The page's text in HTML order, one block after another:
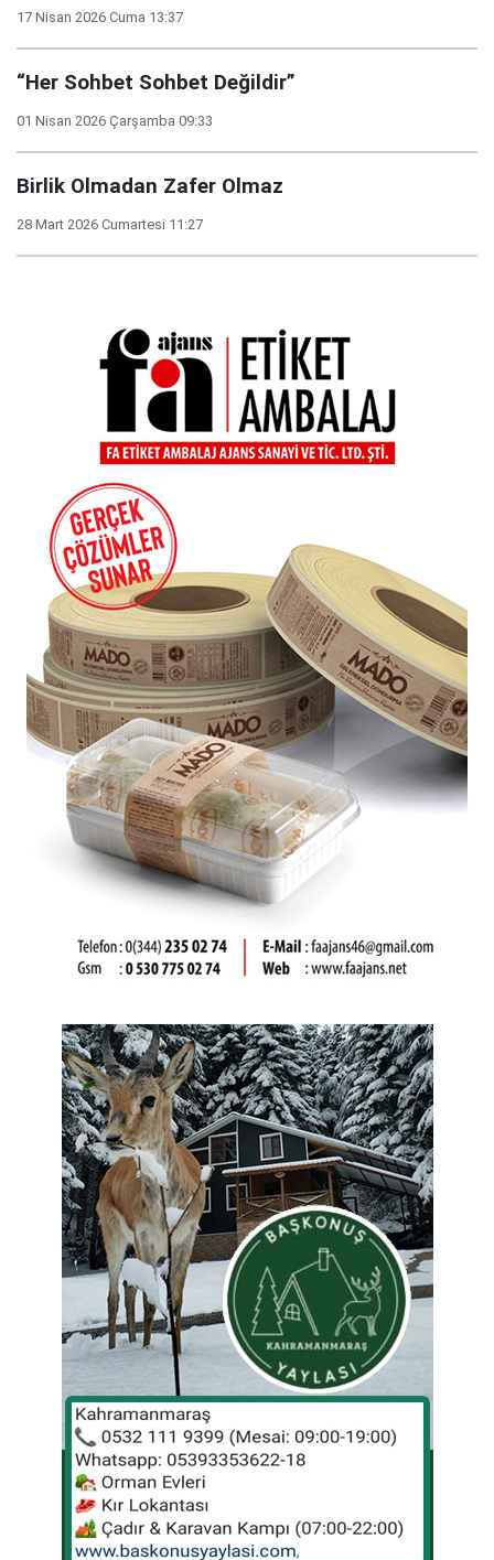
17 Nisan 2026 Cuma 13:37
“Her Sohbet Sohbet Değildir”
01 Nisan 2026 Çarşamba 09:33
Birlik Olmadan Zafer Olmaz
28 Mart 2026 Cumartesi 11:27